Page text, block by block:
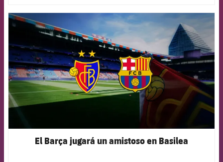
FCB Barcelona badge
El Barça jugará un amistoso en Basilea